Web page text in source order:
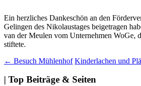
Ein herzliches Dankeschön an den
Gelingen des Nikolaustages beigetragen
van der Meulen vom Unternehmen WoGe,
stiftete.
Beitragsnavigation
← Besuch Mühlenhof Kinderlachen und
| Top Beiträge & Seiten